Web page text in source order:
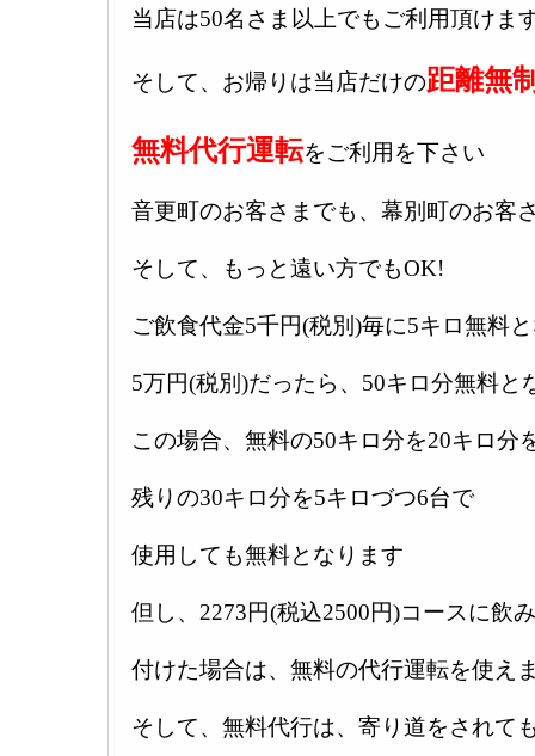
当店は50名さま以上でもご利用頂けま
そして、お帰りは当店だけの距離無
無料代行運転をご利用を下さい
音更町のお客さまでも、幕別町のお客
そして、もっと遠い方でもOK!
ご飲食代金5千円(税別)毎に5キロ無料
5万円(税別)だったら、50キロ分無料と
この場合、無料の50キロ分を20キロ分
残りの30キロ分を5キロづつ6台で
使用しても無料となります
但し、2273円(税込2500円)コースに飲
付けた場合は、無料の代行運転を使え
そして、無料代行は、寄り道をされて